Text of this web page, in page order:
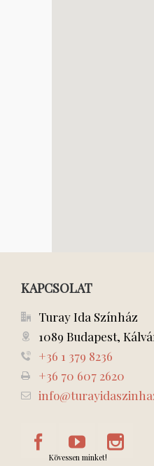
KAPCSOLAT
Turay Ida Színház
1089 Budapest,
+36 1 379 8236
+36 70 607 2620
Kövessen minket!